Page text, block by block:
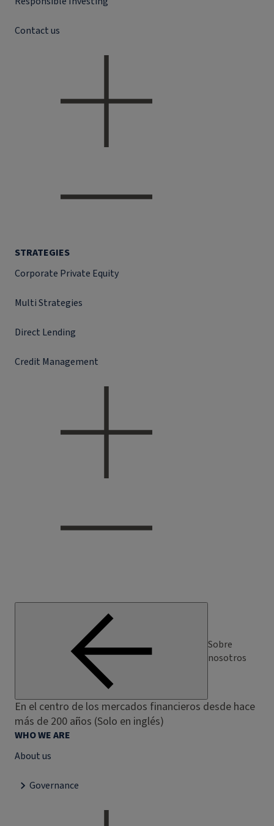
Contact us
STRATEGIES
Corporate Private Equity
Multi Strategies
Direct Lending
Credit Management
Sobre
nosotros
En el centro de los mercados financieros desde hace
más de 200 años (Solo en inglés)
WHO WE ARE
About us
Governance